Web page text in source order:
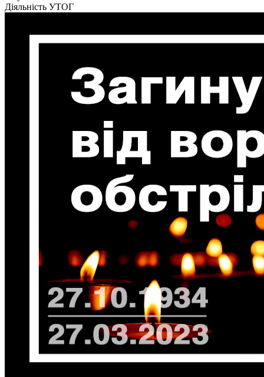
Кадрові зміни
Працевлаштування
Постаті в УТОГ
Все про УТОГ: ваші права, послуги та підтримка:
Благодійні справи
Історія глухих
Коронавірус
Брифінги
Корисні інформаційні матеріали від Т. Ломакіної
Офіційна інформація
Про УТОГ
Керівництво УТОГ
Громадські ради УТОГ ⩺
Всеукраїнська Рада голів обласних
організацій УТОГ
Всеукраїнська Рада ветеранів УТОГ
Всеукраїнська Рада перекладачів жестової
Всеукраїнська Рада директорів УТОГ
Всеукраїнська молодіжна Рада УТОГ
Молодіжні лідери УТОГ
Ветерани УТОГ
Мережа УТОГ
Підприємства УТОГ
Рекорди УТОГ
Видання УТОГ
Звіти
Посилання сторінок УТОГ
Контакти
Діяльність УТОГ